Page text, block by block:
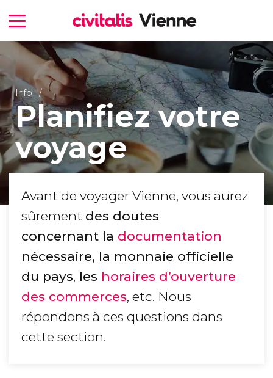
Info
Planifiez votre
voyage
Avant de voyager Vienne, vous aurez
sûrement des doutes
concernant la documentation
nécessaire, la monnaie officielle
du pays, les horaires d’ouverture
des commerces, etc. Nous
répondons à ces questions dans
cette section.